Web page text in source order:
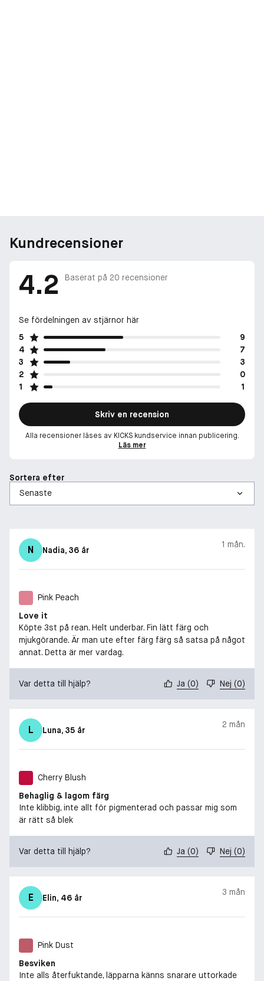
Kundrecensioner
4.2 Baserat på 20 recensioner
Se fördelningen av stjärnor här
5
9
4
7
3
3
2
0
1
1
Skriv en recension
Alla recensioner läses av KICKS kundservice innan publicering.
Läs mer
Sortera efter
N Nadia, 36 år
1 mån.
Pink Peach
Love it
Köpte 3st på rean. Helt underbar. Fin lätt färg och
mjukgörande. Är man ute efter färg färg så satsa på något
annat. Detta är mer vardag.
Var detta till hjälp? Ja (0) Nej (0)
L Luna, 35 år
2 mån
Cherry Blush
Behaglig & lagom färg
Inte klibbig, inte allt för pigmenterad och passar mig som
är rätt så blek
Var detta till hjälp? Ja (0) Nej (0)
E Elin, 46 år
3 mån
Pink Dust
Besviken
Inte alls återfuktande, läpparna känns snarare uttorkade